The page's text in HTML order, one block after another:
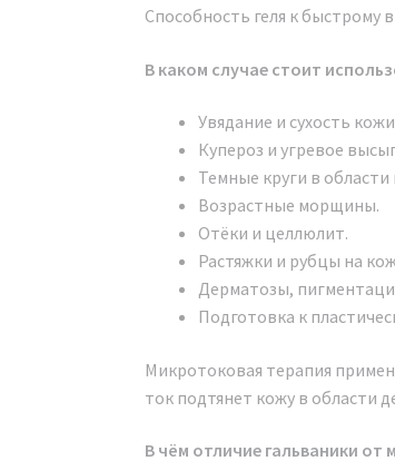
Способность геля к
В каком случае стоит
Увядание и сухость
Купероз и угревое
Темные круги в области
Возрастные морщины.
Отёки и целлюлит.
Растяжки и рубцы на
Дерматозы,
Подготовка к
Микротоковая терапия
ток подтянет кожу в области
В чём отличие гальваники от